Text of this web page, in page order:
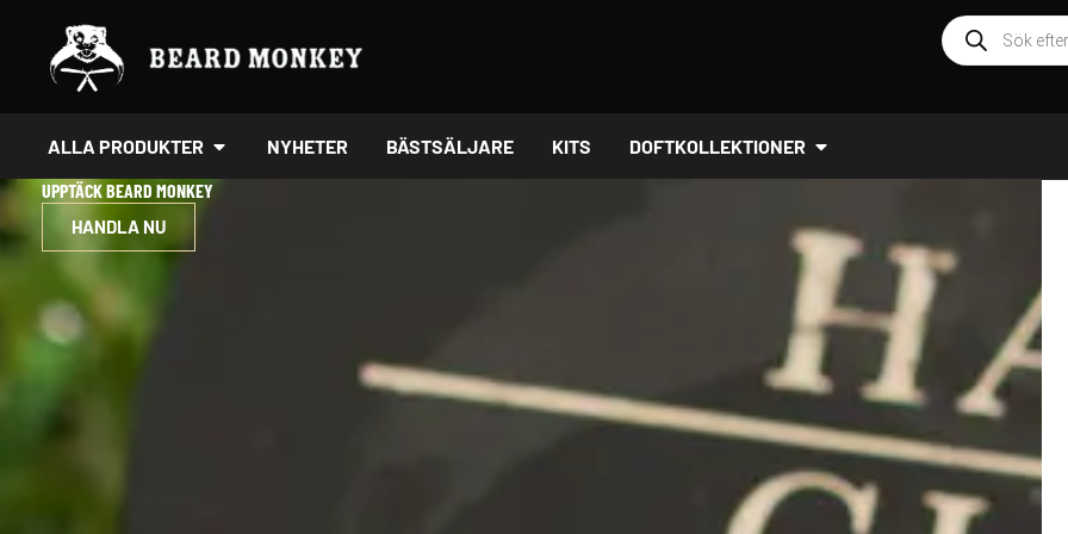
innehåll
ALLA PRODUKTER ÖPPNA ALLA PRODUKTER
NYHETER BÄSTSÄLJARE KITS DOFTKOLLEKTIONER ÖPPNA DOFTKOLLEKTIONER
UPPTÄCK BEARD MONKEY
HANDLA NU